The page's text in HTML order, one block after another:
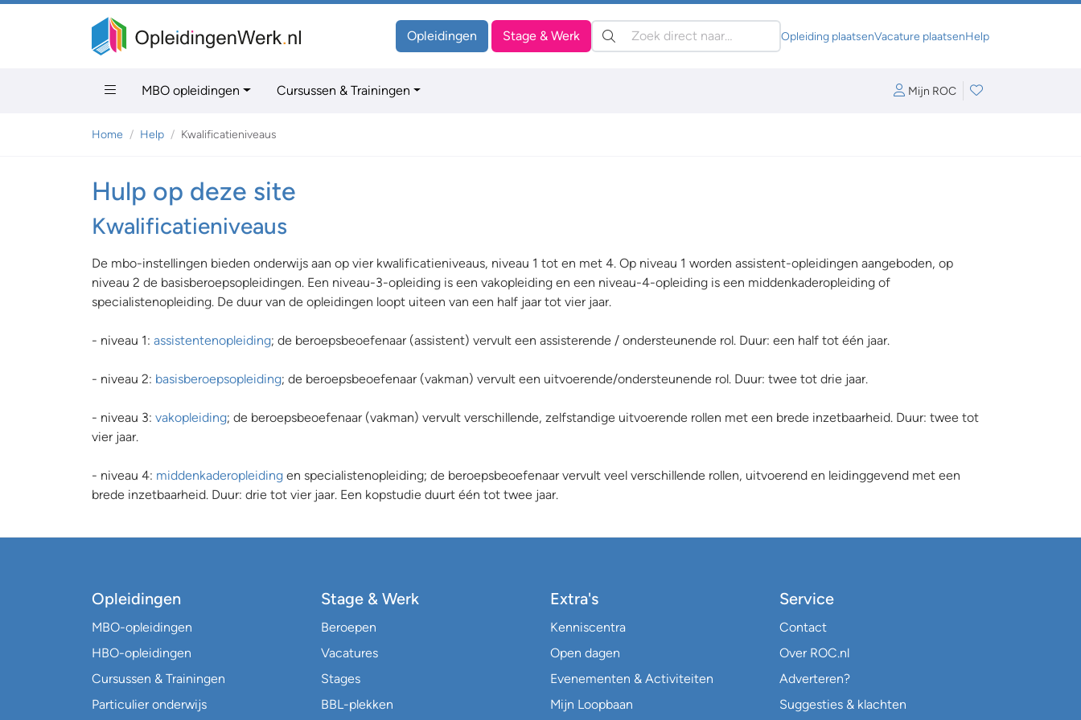
Opleidingen Stage & Werk Zoeken: Opleiding plaatsenVacature plaatsenHelp
MBO opleidingen Cursussen & Trainingen Mijn ROC
Home Help Kwalificatieniveaus
Hulp op deze site
Kwalificatieniveaus
De mbo-instellingen bieden onderwijs aan op vier kwalificatieniveaus, niveau 1 tot en met 4. Op niveau 1 worden assistent-opleidingen aangeboden, op
niveau 2 de basisberoepsopleidingen. Een niveau-3-opleiding is een vakopleiding en een niveau-4-opleiding is een middenkaderopleiding of
specialistenopleiding. De duur van de opleidingen loopt uiteen van een half jaar tot vier jaar.
- niveau 1: assistentenopleiding; de beroepsbeoefenaar (assistent) vervult een assisterende / ondersteunende rol. Duur: een half tot één jaar.
- niveau 2: basisberoepsopleiding; de beroepsbeoefenaar (vakman) vervult een uitvoerende/ondersteunende rol. Duur: twee tot drie jaar.
- niveau 3: vakopleiding; de beroepsbeoefenaar (vakman) vervult verschillende, zelfstandige uitvoerende rollen met een brede inzetbaarheid. Duur: twee tot
vier jaar.
- niveau 4: middenkaderopleiding en specialistenopleiding; de beroepsbeoefenaar vervult veel verschillende rollen, uitvoerend en leidinggevend met een
brede inzetbaarheid. Duur: drie tot vier jaar. Een kopstudie duurt één tot twee jaar.
Opleidingen
MBO-opleidingen
HBO-opleidingen
Cursussen & Trainingen
Particulier onderwijs
Stage & Werk
Beroepen
Vacatures
Stages
BBL-plekken
Extra's
Kenniscentra
Open dagen
Evenementen & Activiteiten
Mijn Loopbaan
Service
Contact
Over ROC.nl
Adverteren?
Suggesties & klachten